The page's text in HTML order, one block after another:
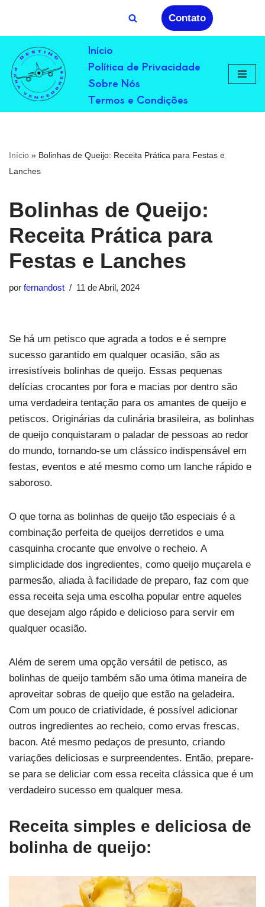
para
o
conteúdo
Contato
Início
Política de Privacidade
Sobre Nós
Termos e Condições
Início » Bolinhas de Queijo: Receita Prática para Festas e
Lanches
Bolinhas de Queijo:
Receita Prática para
Festas e Lanches
por fernandost 11 de Abril, 2024
Se há um petisco que agrada a todos e é sempre
sucesso garantido em qualquer ocasião, são as
irresistíveis bolinhas de queijo. Essas pequenas
delícias crocantes por fora e macias por dentro são
uma verdadeira tentação para os amantes de queijo e
petiscos. Originárias da culinária brasileira, as bolinhas
de queijo conquistaram o paladar de pessoas ao redor
do mundo, tornando-se um clássico indispensável em
festas, eventos e até mesmo como um lanche rápido e
saboroso.
O que torna as bolinhas de queijo tão especiais é a
combinação perfeita de queijos derretidos e uma
casquinha crocante que envolve o recheio. A
simplicidade dos ingredientes, como queijo muçarela e
parmesão, aliada à facilidade de preparo, faz com que
essa receita seja uma escolha popular entre aqueles
que desejam algo rápido e delicioso para servir em
qualquer ocasião.
Além de serem uma opção versátil de petisco, as
bolinhas de queijo também são uma ótima maneira de
aproveitar sobras de queijo que estão na geladeira.
Com um pouco de criatividade, é possível adicionar
outros ingredientes ao recheio, como ervas frescas,
bacon. Até mesmo pedaços de presunto, criando
variações deliciosas e surpreendentes. Então, prepare-
se para se deliciar com essa receita clássica que é um
verdadeiro sucesso em qualquer mesa.
Receita simples e deliciosa de
bolinha de queijo: